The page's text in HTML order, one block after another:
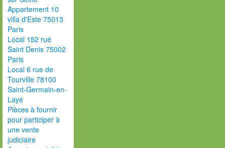
Appartement 10
villa d'Este 75013
Paris
Local 152 rue
Saint Denis 75002
Paris
Local 6 rue de
Tourville 78100
Saint-Germain-en-
Laye
Pièces à fournir
pour participer à
une vente
judiciaire